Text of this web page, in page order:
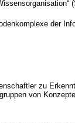
der
zu
von